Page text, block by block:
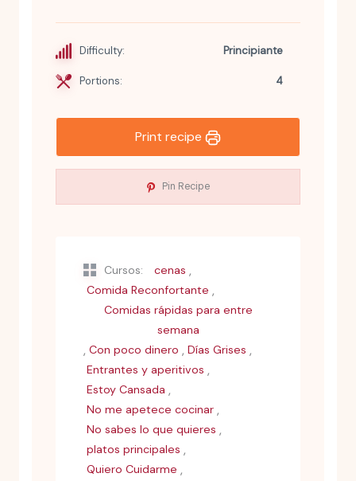
Difficulty: Principiante
Portions: 4
Print recipe
Pin Recipe
Cursos: cenas ,
Comida Reconfortante ,
Comidas rápidas para entre
semana
, Con poco dinero , Días Grises ,
Entrantes y aperitivos ,
Estoy Cansada ,
No me apetece cocinar ,
No sabes lo que quieres ,
platos principales ,
Quiero Cuidarme ,